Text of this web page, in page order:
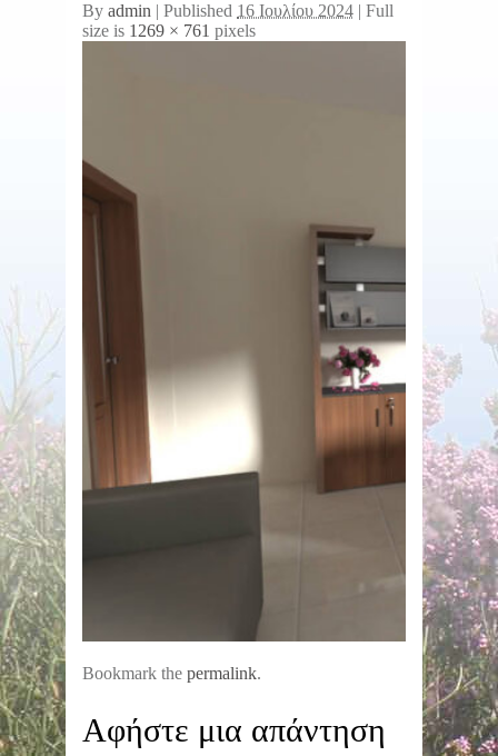
By admin | Published 16 Ιουλίου 2024 | Full
size is 1269 × 761 pixels
Bookmark the permalink.
Αφήστε μια απάντηση